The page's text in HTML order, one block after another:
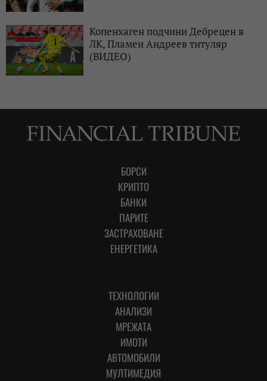
Копенхаген подчини Дебрецен в
ЛК, Пламен Андреев титуляр
(ВИДЕО)
БОРСИ
КРИПТО
БАНКИ
ПАРИТЕ
ЗАСТРАХОВАНЕ
ЕНЕРГЕТИКА
ТЕХНОЛОГИИ
АНАЛИЗИ
МРЕЖАТА
ИМОТИ
АВТОМОБИЛИ
МУЛТИМЕДИЯ